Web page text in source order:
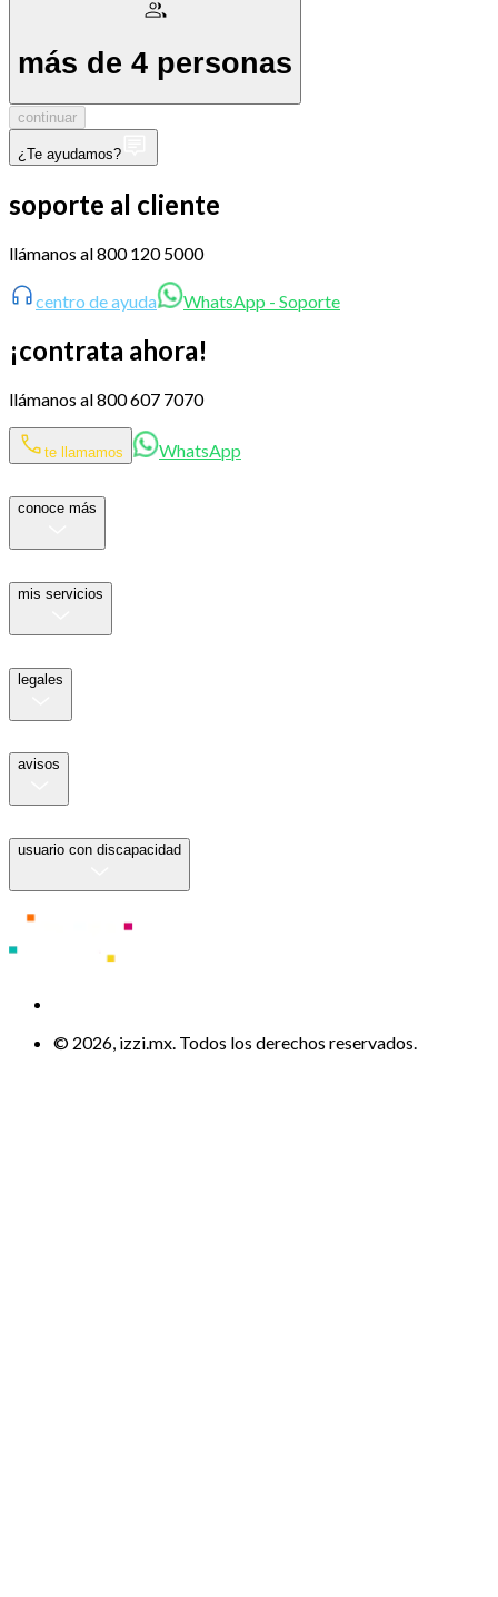
más de 4 personas
continuar
¿Te ayudamos?
soporte al cliente
llámanos al 800 120 5000
centro de ayuda WhatsApp - Soporte
¡contrata ahora!
llámanos al 800 607 7070
te llamamos WhatsApp
conoce más
mis servicios
legales
avisos
usuario con discapacidad
© 2026, izzi.mx. Todos los derechos reservados.